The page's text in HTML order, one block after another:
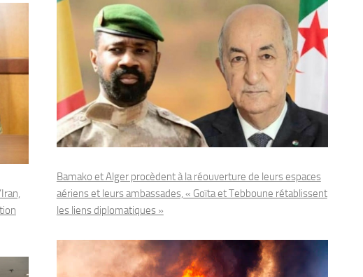
Bamako et Alger procèdent à la réouverture de leurs espaces
aériens et leurs ambassades, « Goïta et Tebboune rétablissent
les liens diplomatiques »